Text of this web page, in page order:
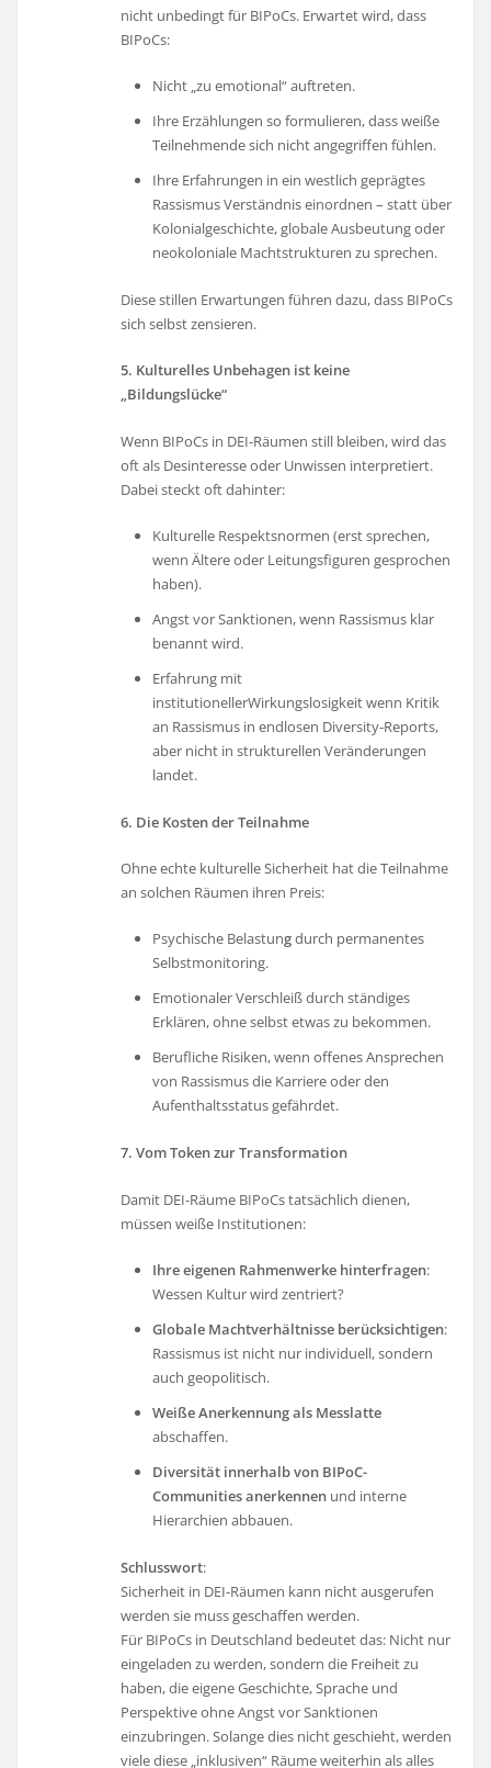
nicht unbedingt für BIPoCs. Erwartet wird, dass
BIPoCs:
Nicht „zu emotional“ auftreten.
Ihre Erzählungen so formulieren, dass weiße
Teilnehmende sich nicht angegriffen fühlen.
Ihre Erfahrungen in ein westlich geprägtes
Rassismus Verständnis einordnen – statt über
Kolonialgeschichte, globale Ausbeutung oder
neokoloniale Machtstrukturen zu sprechen.
Diese stillen Erwartungen führen dazu, dass BIPoCs
sich selbst zensieren.
5. Kulturelles Unbehagen ist keine
„Bildungslücke“
Wenn BIPoCs in DEI-Räumen still bleiben, wird das
oft als Desinteresse oder Unwissen interpretiert.
Dabei steckt oft dahinter:
Kulturelle Respektsnormen (erst sprechen,
wenn Ältere oder Leitungsfiguren gesprochen
haben).
Angst vor Sanktionen, wenn Rassismus klar
benannt wird.
Erfahrung mit
institutionellerWirkungslosigkeit wenn Kritik
an Rassismus in endlosen Diversity-Reports,
aber nicht in strukturellen Veränderungen
landet.
6. Die Kosten der Teilnahme
Ohne echte kulturelle Sicherheit hat die Teilnahme
an solchen Räumen ihren Preis:
Psychische Belastungdurch permanentes
Selbstmonitoring.
Emotionaler Verschleiß durch ständiges
Erklären, ohne selbst etwas zu bekommen.
Berufliche Risiken, wenn offenes Ansprechen
von Rassismus die Karriere oder den
Aufenthaltsstatus gefährdet.
7. Vom Token zur Transformation
Damit DEI-Räume BIPoCs tatsächlich dienen,
müssen weiße Institutionen:
Ihre eigenen Rahmenwerke hinterfragen:
Wessen Kultur wird zentriert?
Globale Machtverhältnisse berücksichtigen:
Rassismus ist nicht nur individuell, sondern
auch geopolitisch.
Weiße Anerkennung als Messlatte
abschaffen.
Diversität innerhalb von BIPoC-
Communities anerkennen und interne
Hierarchien abbauen.
Schlusswort:
Sicherheit in DEI-Räumen kann nicht ausgerufen
werden sie muss geschaffen werden.
Für BIPoCs in Deutschland bedeutet das: Nicht nur
eingeladen zu werden, sondern die Freiheit zu
haben, die eigene Geschichte, Sprache und
Perspektive ohne Angst vor Sanktionen
einzubringen. Solange dies nicht geschieht, werden
viele diese „inklusiven“ Räume weiterhin als alles